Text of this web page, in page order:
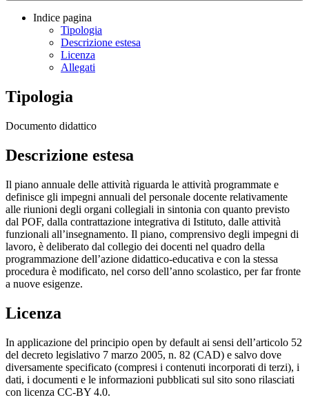
Indice pagina
Tipologia
Descrizione estesa
Licenza
Allegati
Tipologia
Documento didattico
Descrizione estesa
Il piano annuale delle attività riguarda le attività programmate e
definisce gli impegni annuali del personale docente relativamente
alle riunioni degli organi collegiali in sintonia con quanto previsto
dal POF, dalla contrattazione integrativa di Istituto, dalle attività
funzionali all’insegnamento. Il piano, comprensivo degli impegni di
lavoro, è deliberato dal collegio dei docenti nel quadro della
programmazione dell’azione didattico-educativa e con la stessa
procedura è modificato, nel corso dell’anno scolastico, per far fronte
a nuove esigenze.
Licenza
In applicazione del principio open by default ai sensi dell’articolo 52
del decreto legislativo 7 marzo 2005, n. 82 (CAD) e salvo dove
diversamente specificato (compresi i contenuti incorporati di terzi), i
dati, i documenti e le informazioni pubblicati sul sito sono rilasciati
con licenza CC-BY 4.0.